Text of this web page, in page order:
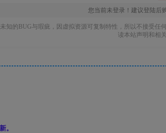
您当前未登录！建议登陆后
的BUG与瑕疵，因虚拟资源可复制特性，所以不接受任
读本站声明和相
。